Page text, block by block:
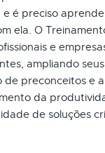
e é preciso
ela. O
e
ampliando
de preconceitos e
da
de soluções